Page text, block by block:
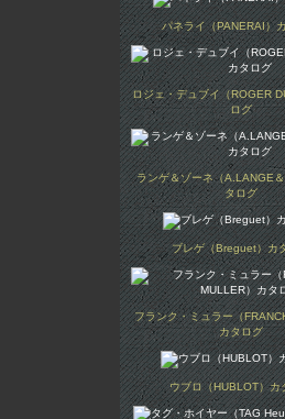
パネライ（PANERAI）
ロジェ・デュブイ（ROGER
ログ
ランゲ＆ゾーネ（A.LANGE
タログ
ブレゲ（Breguet）カ
フランク・ミュラー（
カタログ
ウブロ（HUBLOT）カ